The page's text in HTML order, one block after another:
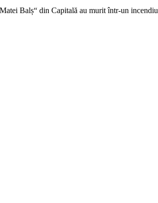
Balș“ din Capitală au murit într-un incendiu